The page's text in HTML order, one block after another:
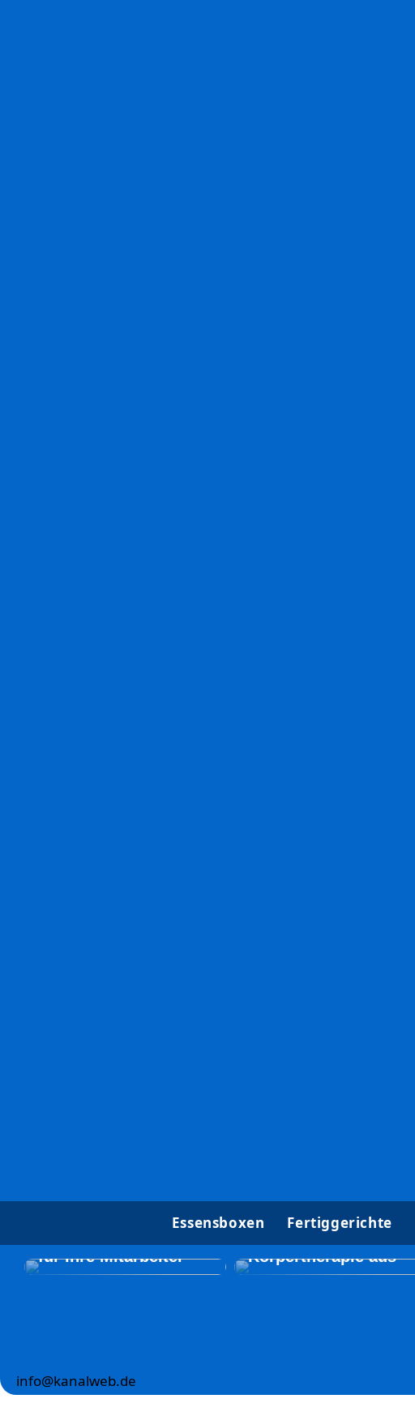
Essensboxen Fertiggerichte
für Ihre Mitarbeiter
Beautyforum.dk Tun
Sie sich etwas Gutes
Körpertherapie aus
info@kanalweb.de